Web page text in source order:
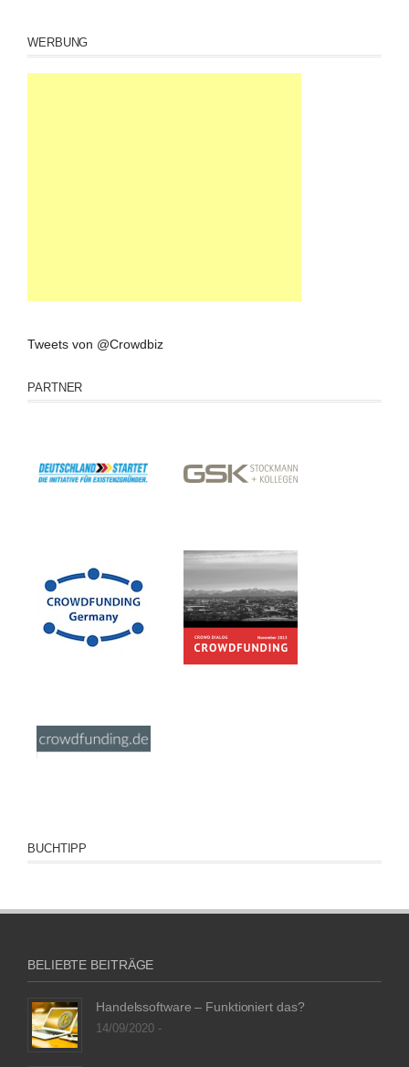
WERBUNG
Tweets von @Crowdbiz
PARTNER
BUCHTIPP
BELIEBTE BEITRÄGE
Handelssoftware – Funktioniert das?
14/09/2020 -